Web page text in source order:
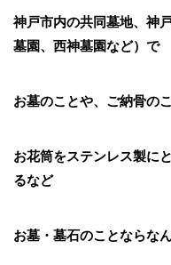
神戸市内の共同墓地、神
墓園、西神墓園など）で
お墓のことや、ご納骨の
お花筒をステンレス製に
るなど
お墓・墓石のことならな